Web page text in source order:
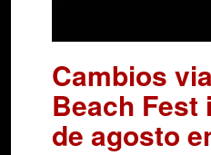
Cambios
Beach Fest
de agosto